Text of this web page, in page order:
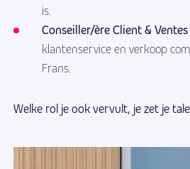
is.
Conseiller/ère Client & Ventes
klantenservice en verkoop
Frans.
Welke rol je ook vervult, je zet je